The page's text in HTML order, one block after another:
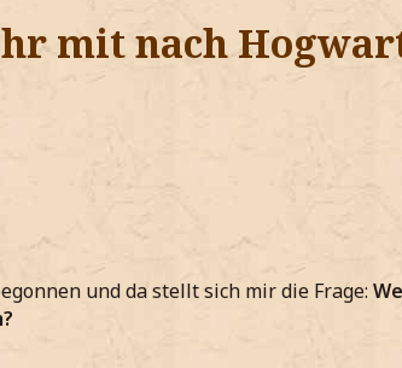
mit nach
und da stellt sich mir die Frage: